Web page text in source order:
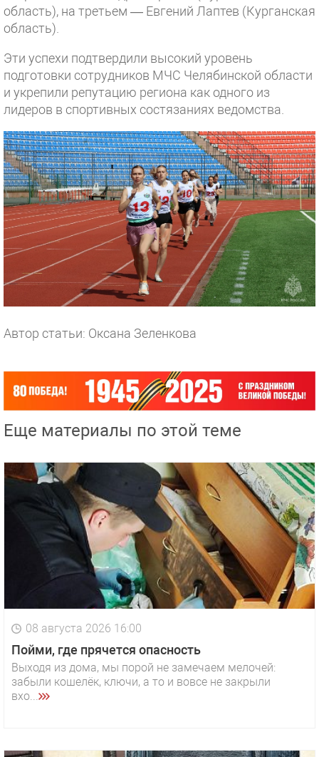
область), на третьем — Евгений Лаптев (Курганская
область).
Эти успехи подтвердили высокий уровень
подготовки сотрудников МЧС Челябинской области
и укрепили репутацию региона как одного из
лидеров в спортивных состязаниях ведомства.
Автор статьи: Оксана Зеленкова
Еще материалы по этой теме
08 августа 2026 16:00
Пойми, где прячется опасность
Выходя из дома, мы порой не замечаем мелочей:
забыли кошелёк, ключи, а то и вовсе не закрыли
вхо...